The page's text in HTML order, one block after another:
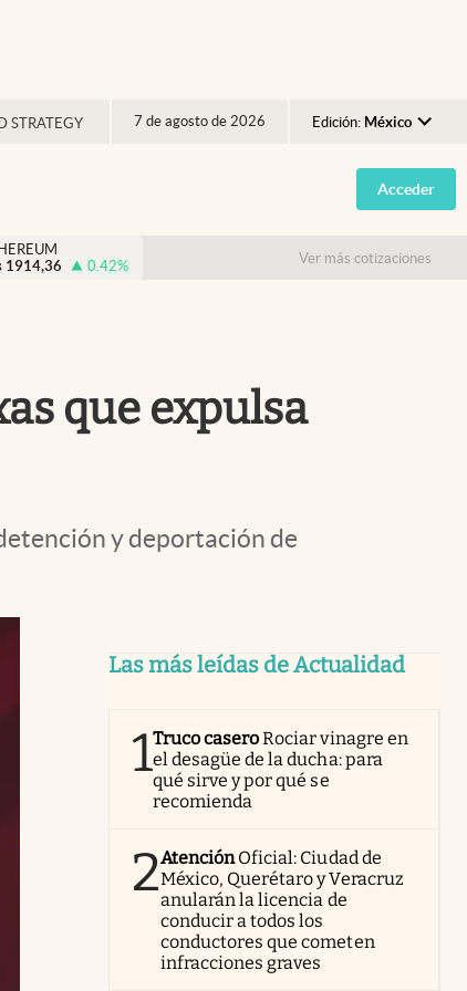
STRATEGY 7 de agosto de 2026 Edición: México
Argentina
España
USA
Acceder
1914,36 0.42% Ver más cotizaciones
que expulsa
y deportación de
Las más leídas de Actualidad
1Truco caseroRociar vinagre en
el desagüe de la ducha: para
qué sirve y por qué se
recomienda
2AtenciónOficial: Ciudad de
México, Querétaro y Veracruz
anularán la licencia de
conducir a todos los
conductores que cometen
infracciones graves